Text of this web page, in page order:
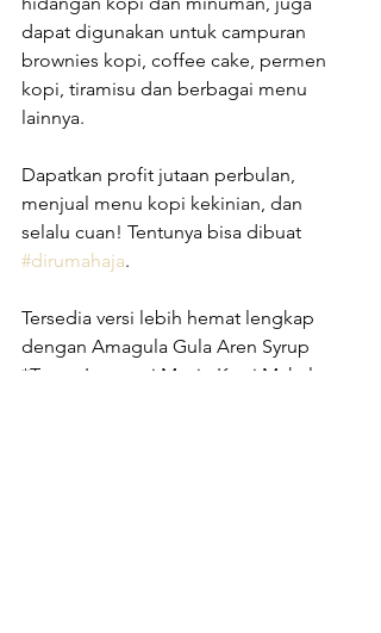
dapat digunakan untuk campuran
brownies kopi, coffee cake, permen
kopi, tiramisu dan berbagai menu
lainnya.
Dapatkan profit jutaan perbulan,
menjual menu kopi kekinian, dan
selalu cuan! Tentunya bisa dibuat
#dirumahaja.
Tersedia versi lebih hemat lengkap
dengan Amagula Gula Aren Syrup
*Tanpa Investasi Mesin Kopi Mahal